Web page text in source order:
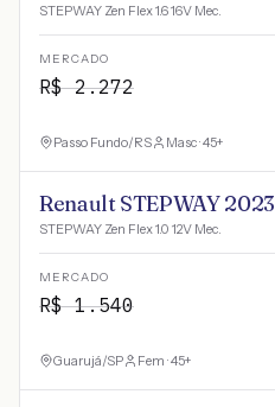
STEPWAY Zen Flex 1.6 16V Mec.
MERCADO
R$2.272
Passo Fundo/RS Masc · 45+
Renault STEPWAY 2023
STEPWAY Zen Flex 1.0 12V Mec.
MERCADO
R$1.540
Guarujá/SP Fem · 45+